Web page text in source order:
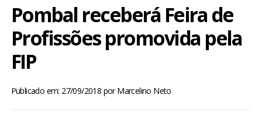
POMBAL E REGIÃO
BRASIL
Pombal receberá Feira de
Profissões promovida pela
FIP
Publicado em: 27/09/2018 porMarcelino Neto